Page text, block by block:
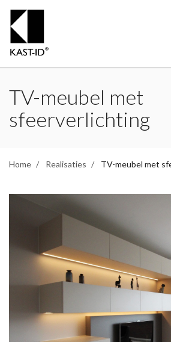
TV-meubel met
sfeerverlichting
Home Realisaties TV-meubel met